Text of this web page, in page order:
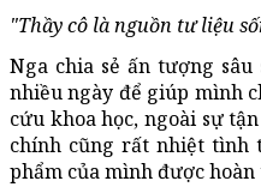
"Thầy cô là nguồn tư liệu
Nga chia sẻ ấn tượng
nhiều ngày để giúp mình
cứu khoa học, ngoài sự
chính cũng rất nhiệt tình
phẩm của mình được